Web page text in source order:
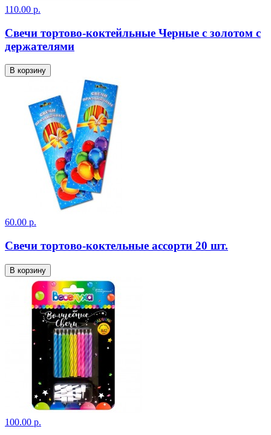
110.00 р.
Свечи тортово-коктейльные Черные с золотом с
держателями
В корзину
60.00 р.
Свечи тортово-коктельные ассорти 20 шт.
В корзину
100.00 р.